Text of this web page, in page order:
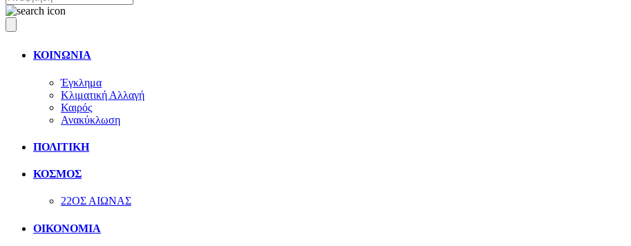
ΚΟΙΝΩΝΙΑ
Έγκλημα
Κλιματική Αλλαγή
Καιρός
Ανακύκλωση
ΠΟΛΙΤΙΚΗ
ΚΟΣΜΟΣ
22ΟΣ ΑΙΩΝΑΣ
ΟΙΚΟΝΟΜΙΑ